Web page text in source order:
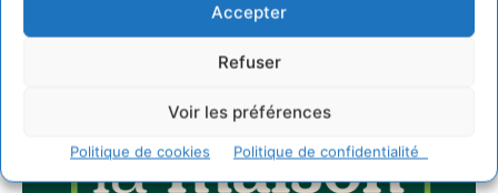
Accepter
Refuser
Voir les préférences
Politique de cookies Politique de confidentialité